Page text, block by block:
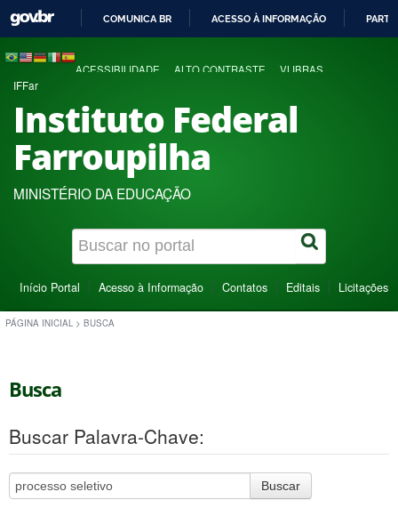
COMUNICA BR ACESSO À INFORMAÇÃO
ACESSIBILIDADE ALTO CONTRASTE VLIBRAS
IFFar
Instituto Federal
Farroupilha
MINISTÉRIO DA EDUCAÇÃO
Início Portal Acesso à Informação Contatos Editais Licitações
PÁGINA INICIAL > BUSCA
Busca
Buscar Palavra-Chave:
Buscar